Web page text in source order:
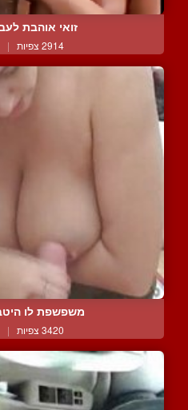
זואי אוהבת
2914 צפיות |
משפשפת לו
3420 צפיות |